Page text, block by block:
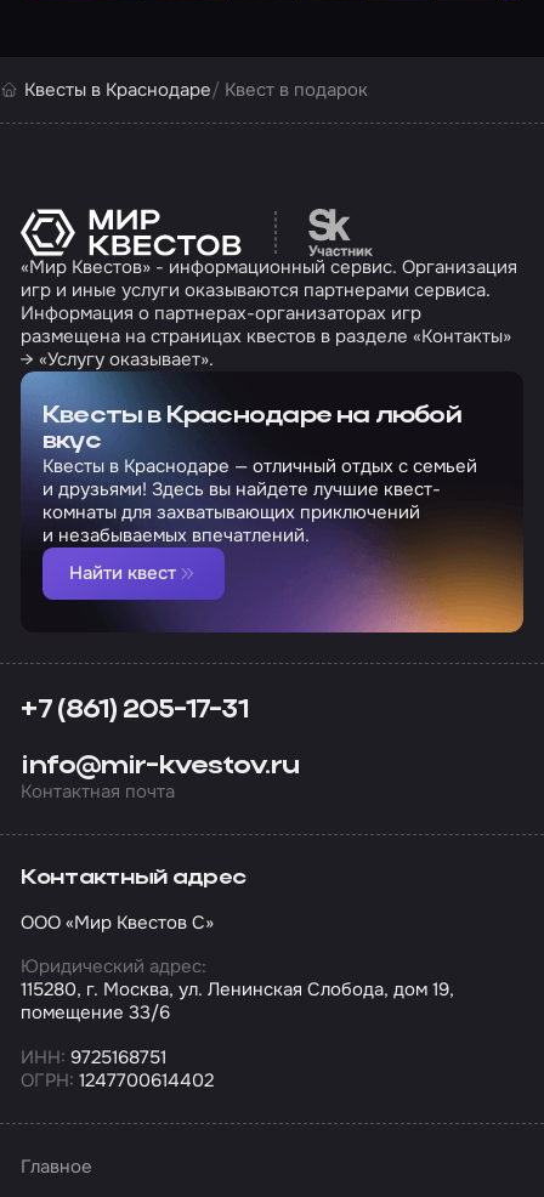
Квесты в Краснодаре Квест в подарок
Перейти на сайт
«Мир Квестов» - информационный сервис. Организация
игр и иные услуги оказываются партнерами сервиса.
Информация о партнерах-организаторах игр
размещена на страницах квестов в разделе «Контакты»
→ «Услугу оказывает».
Квесты в Краснодаре на любой
вкус
Квесты в Краснодаре — отличный отдых с семьей
и друзьями! Здесь вы найдете лучшие квест-
комнаты для захватывающих приключений
и незабываемых впечатлений.
Найти квест
+7 (861) 205-17-31
info@mir-kvestov.ru
Контактная почта
Контактный адрес
ООО «Мир Квестов С»
Юридический адрес:
115280, г. Москва, ул. Ленинская Слобода, дом 19,
помещение 33/6
ИНН: 9725168751
ОГРН: 1247700614402
Главное